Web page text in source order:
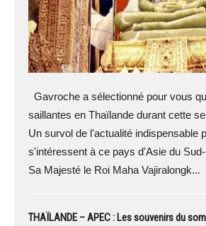
Gavroche a sélectionné pour vous
saillantes en Thaïlande durant cette
Un survol de l'actualité indispensable
s'intéressent à ce pays d'Asie du
Sa Majesté le Roi Maha Vajiralongk...
THAÏLANDE – APEC : Les souvenirs du